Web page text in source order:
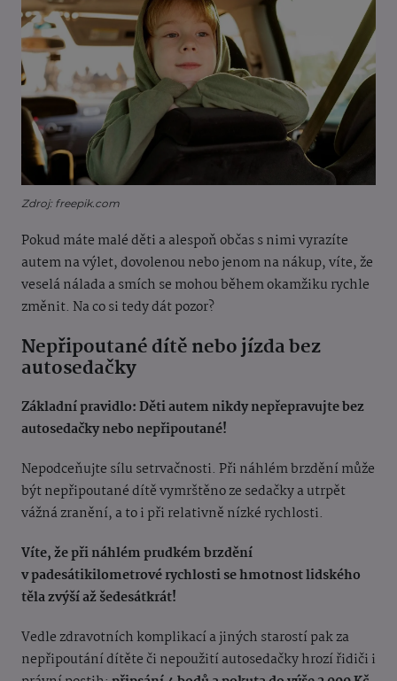
Zdroj: freepik.com
Pokud máte malé děti a alespoň občas s nimi vyrazíte
autem na výlet, dovolenou nebo jenom na nákup, víte, že
veselá nálada a smích se mohou během okamžiku rychle
změnit. Na co si tedy dát pozor?
Nepřipoutané dítě nebo jízda bez
autosedačky
Základní pravidlo:Děti autem nikdy nepřepravujte bez
autosedačky nebo nepřipoutané!
Nepodceňujte sílu setrvačnosti. Při náhlém brzdění může
být nepřipoutané dítě vymrštěno ze sedačky a utrpět
vážná zranění, a to i při relativně nízké rychlosti.
Víte, že při náhlém prudkém brzdění
v padesátikilometrové rychlosti se hmotnost lidského
těla zvýší až šedesátkrát!
Vedle zdravotních komplikací a jiných starostí pak za
nepřipoutání dítěte či nepoužití autosedačky hrozí řidiči i